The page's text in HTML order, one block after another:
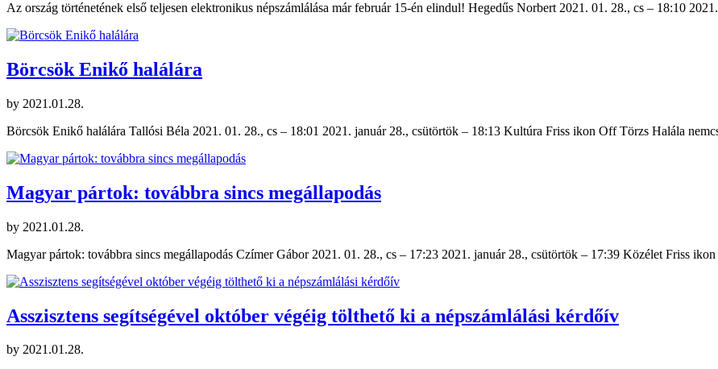
Az ország történetének első teljesen elektronikus népszámlálása már február 15-én elindul! Hegedűs Norbert 2021. 01. 28., cs – 18:10
Börcsök Enikő halálára
by 2021.01.28.
Börcsök Enikő halálára Tallósi Béla 2021. 01. 28., cs – 18:01 2021. január 28., csütörtök – 18:13 Kultúra Friss ikon Off Törzs Halála
Magyar pártok: továbbra sincs megállapodás
by 2021.01.28.
Magyar pártok: továbbra sincs megállapodás Czímer Gábor 2021. 01. 28., cs – 17:23 2021. január 28., csütörtök – 17:39 Közélet Friss
Asszisztens segítségével október végéig tölthető ki a népszámlálási kérdőív
by 2021.01.28.